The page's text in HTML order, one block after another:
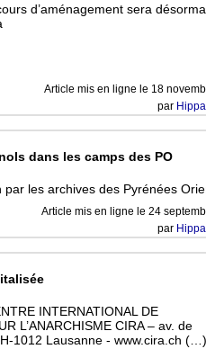
d’aménagement sera
Article mis en ligne le 18
par
dans les camps des PO
par les archives des Pyrénées
Article mis en ligne le24
par
INTERNATIONAL DE
L’ANARCHISME CIRA – av. de
1012 Lausanne - www.cira.ch (…)